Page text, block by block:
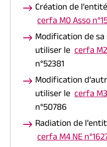
Création de
cerfa M0 Asso
Modification de
utiliser le cerfa
n°52381
Modification
utiliser le cerfa
n°50786
Radiation de
cerfa M4 NE